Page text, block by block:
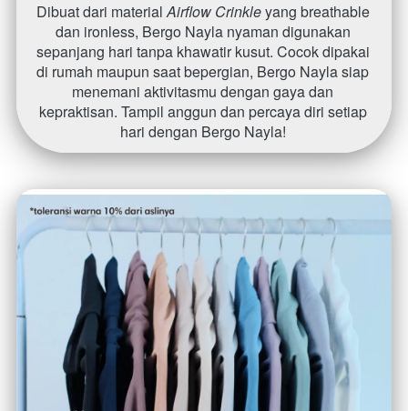
Dibuat dari material Airflow Crinkle yang breathable
dan ironless, Bergo Nayla nyaman digunakan
sepanjang hari tanpa khawatir kusut. Cocok dipakai
di rumah maupun saat bepergian, Bergo Nayla siap
menemani aktivitasmu dengan gaya dan
kepraktisan. Tampil anggun dan percaya diri setiap
hari dengan Bergo Nayla!